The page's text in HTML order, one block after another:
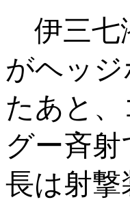
伊三七
がヘッ
たあと
グー斉
長は射